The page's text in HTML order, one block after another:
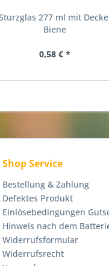
277 ml mit
Biene
0,58 € *
Shop Service
Bestellung & Zahlung
Defektes Produkt
Einlösebedingungen
Hinweis nach dem
Widerrufsformular
Widerrufsrecht